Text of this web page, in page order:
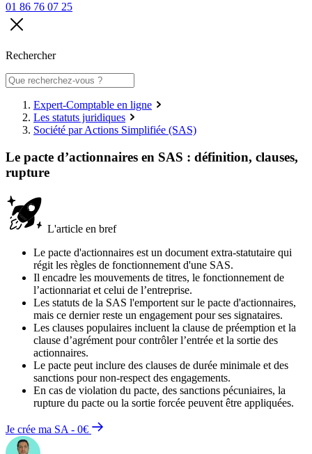
01 86 76 07 25
Rechercher
Expert-Comptable en ligne
Les statuts juridiques
Société par Actions Simplifiée (SAS)
Le pacte d’actionnaires en SAS : définition, clauses,
rupture
L'article en bref
Le pacte d'actionnaires est un document extra-statutaire qui
régit les règles de fonctionnement d'une SAS.
Il encadre les mouvements de titres, le fonctionnement de
l’actionnariat et celui de l’entreprise.
Les statuts de la SAS l'emportent sur le pacte d'actionnaires,
mais ce dernier reste un engagement pour ses signataires.
Les clauses populaires incluent la clause de préemption et la
clause d’agrément pour contrôler l’entrée et la sortie des
actionnaires.
Le pacte peut inclure des clauses de durée minimale et des
sanctions pour non-respect des engagements.
En cas de violation du pacte, des sanctions pécuniaires, la
rupture du pacte ou la sortie forcée peuvent être appliquées.
Je crée ma SA - 0€